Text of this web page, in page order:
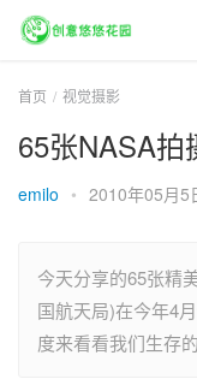
首页 视觉摄影
65张NASA拍
emilo • 2010年05月5
今天分享的65张精
国航天局)在今年4
度来看看我们生存